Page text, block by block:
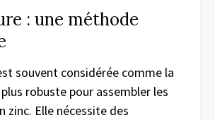
: une méthode
souvent considérée comme la
robuste pour assembler les
zinc. Elle nécessite des